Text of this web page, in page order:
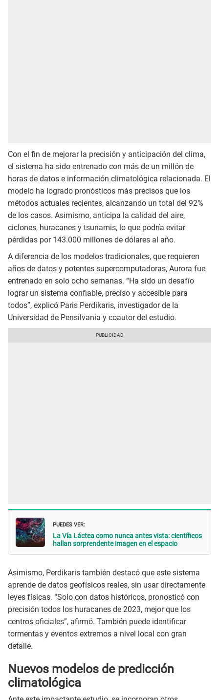
Con el fin de mejorar la precisión y anticipación del clima,
el sistema ha sido entrenado con más de un millón de
horas de datos e información climatológica relacionada. El
modelo ha logrado pronósticos más precisos que los
métodos actuales recientes, alcanzando un total del 92%
de los casos. Asimismo, anticipa la calidad del aire,
ciclones, huracanes y tsunamis, lo que podría evitar
pérdidas por 143.000 millones de dólares al año.
A diferencia de los modelos tradicionales, que requieren
años de datos y potentes supercomputadoras, Aurora fue
entrenado en solo ocho semanas. “Ha sido un desafío
lograr un sistema confiable, preciso y accesible para
todos”, explicó Paris Perdikaris, investigador de la
Universidad de Pensilvania y coautor del estudio.
PUEDES VER:
La Vía Láctea como nunca antes vista: científicos
hallan sorprendente imagen en el espacio
Asimismo, Perdikaris también destacó que este sistema
aprende de datos geofísicos reales, sin usar directamente
leyes físicas. “Solo con datos históricos, pronosticó con
precisión todos los huracanes de 2023, mejor que los
centros oficiales”, afirmó. También puede identificar
tormentas y eventos extremos a nivel local con gran
detalle.
Nuevos modelos de predicción
climatológica